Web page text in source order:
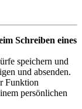
Schreiben eines
speichern und
und absenden.
Funktion
persönlichen